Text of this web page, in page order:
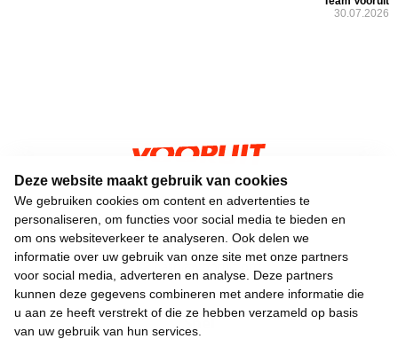
Deze website maakt gebruik van cookies
We gebruiken cookies om content en advertenties te
personaliseren, om functies voor social media te bieden en
om ons websiteverkeer te analyseren. Ook delen we
informatie over uw gebruik van onze site met onze partners
voor social media, adverteren en analyse. Deze partners
kunnen deze gegevens combineren met andere informatie die
u aan ze heeft verstrekt of die ze hebben verzameld op basis
van uw gebruik van hun services.
30.07.2026
Keizerslaan 13
1000 Brussel
02 552 02 00
hallo@vooruit.org
Snel